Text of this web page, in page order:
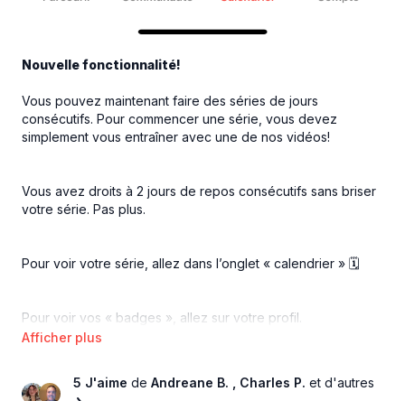
Nouvelle fonctionnalité!
Vous pouvez maintenant faire des séries de jours
consécutifs. Pour commencer une série, vous devez
simplement vous entraîner avec une de nos vidéos!
Vous avez droits à 2 jours de repos consécutifs sans briser
votre série. Pas plus.
Pour voir votre série, allez dans l’onglet « calendrier » 🗓️
Pour voir vos « badges », allez sur votre profil.
5 J'aimede Andreane B. , Charles P.et d'autres